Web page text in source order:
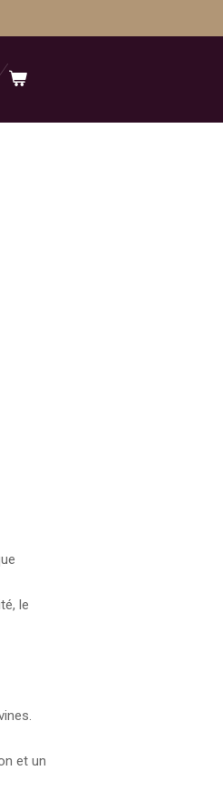
le
et un